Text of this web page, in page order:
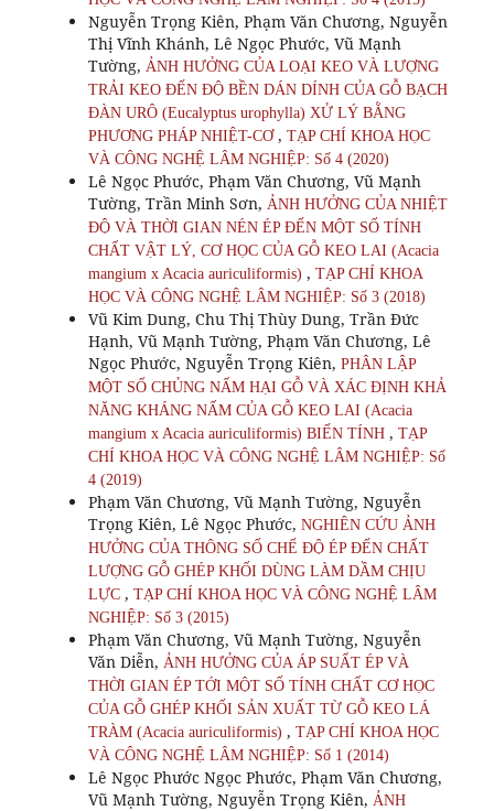
Nguyễn Trọng Kiên, Phạm Văn Chương, Nguyễn
Thị Vĩnh Khánh, Lê Ngọc Phước, Vũ Mạnh
Tường, ẢNH HƯỞNG CỦA LOẠI KEO VÀ LƯỢNG
TRẢI KEO ĐẾN ĐỘ BỀN DÁN DÍNH CỦA GỖ BẠCH
ĐÀN URÔ (Eucalyptus urophylla) XỬ LÝ BẰNG
PHƯƠNG PHÁP NHIỆT-CƠ , TẠP CHÍ KHOA HỌC
VÀ CÔNG NGHỆ LÂM NGHIỆP: Số 4 (2020)
Lê Ngọc Phước, Phạm Văn Chương, Vũ Mạnh
Tường, Trần Minh Sơn, ẢNH HƯỞNG CỦA NHIỆT
ĐỘ VÀ THỜI GIAN NÉN ÉP ĐẾN MỘT SỐ TÍNH
CHẤT VẬT LÝ, CƠ HỌC CỦA GỖ KEO LAI (Acacia
mangium x Acacia auriculiformis) , TẠP CHÍ KHOA
HỌC VÀ CÔNG NGHỆ LÂM NGHIỆP: Số 3 (2018)
Vũ Kim Dung, Chu Thị Thùy Dung, Trần Đức
Hạnh, Vũ Mạnh Tường, Phạm Văn Chương, Lê
Ngọc Phước, Nguyễn Trọng Kiên, PHÂN LẬP
MỘT SỐ CHỦNG NẤM HẠI GỖ VÀ XÁC ĐỊNH KHẢ
NĂNG KHÁNG NẤM CỦA GỖ KEO LAI (Acacia
mangium x Acacia auriculiformis) BIẾN TÍNH , TẠP
CHÍ KHOA HỌC VÀ CÔNG NGHỆ LÂM NGHIỆP: Số
4 (2019)
Phạm Văn Chương, Vũ Mạnh Tường, Nguyễn
Trọng Kiên, Lê Ngọc Phước, NGHIÊN CỨU ẢNH
HƯỞNG CỦA THÔNG SỐ CHẾ ĐỘ ÉP ĐẾN CHẤT
LƯỢNG GỖ GHÉP KHỐI DÙNG LÀM DẦM CHỊU
LỰC , TẠP CHÍ KHOA HỌC VÀ CÔNG NGHỆ LÂM
NGHIỆP: Số 3 (2015)
Phạm Văn Chương, Vũ Mạnh Tường, Nguyễn
Văn Diễn, ẢNH HƯỞNG CỦA ÁP SUẤT ÉP VÀ
THỜI GIAN ÉP TỚI MỘT SỐ TÍNH CHẤT CƠ HỌC
CỦA GỖ GHÉP KHỐI SẢN XUẤT TỪ GỖ KEO LÁ
TRÀM (Acacia auriculiformis) , TẠP CHÍ KHOA HỌC
VÀ CÔNG NGHỆ LÂM NGHIỆP: Số 1 (2014)
Lê Ngọc Phước Ngọc Phước, Phạm Văn Chương,
Vũ Mạnh Tường, Nguyễn Trọng Kiên, ẢNH